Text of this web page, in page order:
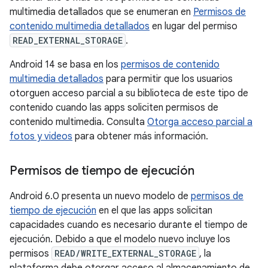
multimedia detallados que se enumeran en Permisos de
contenido multimedia detallados en lugar del permiso
READ_EXTERNAL_STORAGE .
Android 14 se basa en los permisos de contenido
multimedia detallados para permitir que los usuarios
otorguen acceso parcial a su biblioteca de este tipo de
contenido cuando las apps soliciten permisos de
contenido multimedia. Consulta Otorga acceso parcial a
fotos y videos para obtener más información.
Permisos de tiempo de ejecución
Android 6.0 presenta un nuevo modelo de permisos de
tiempo de ejecución en el que las apps solicitan
capacidades cuando es necesario durante el tiempo de
ejecución. Debido a que el modelo nuevo incluye los
permisos READ/WRITE_EXTERNAL_STORAGE , la